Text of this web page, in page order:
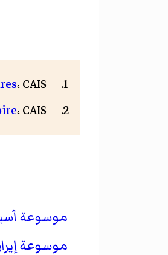
، CAIS
، CAIS
موسوعة
موسوعة